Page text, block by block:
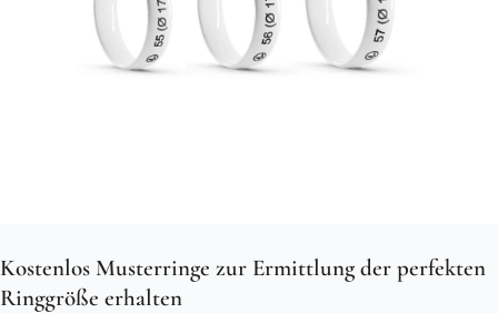
Kostenlos Musterringe zur Ermittlung der perfekten
Ringgröße erhalten